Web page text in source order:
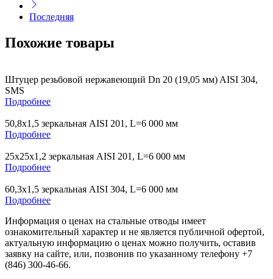
Последняя
Похожие товары
Штуцер резьбовой нержавеющий Dn 20 (19,05 мм) AISI 304,
SMS
Подробнее
50,8х1,5 зеркальная AISI 201, L=6 000 мм
Подробнее
25х25х1,2 зеркальная AISI 201, L=6 000 мм
Подробнее
60,3х1,5 зеркальная AISI 304, L=6 000 мм
Подробнее
Информация о ценах на стальные отводы имеет
ознакомительный характер и не является публичной офертой,
актуальную информацию о ценах можно получить, оставив
заявку на сайте, или, позвонив по указанному телефону +7
(846) 300-46-66.